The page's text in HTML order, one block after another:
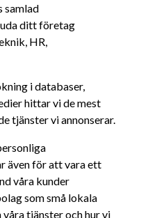
samlad
ditt företag
HR,
i databaser,
hittar vi de mest
tjänster vi annonserar.
även för att vara ett
våra kunder
som små lokala
tjänster och hur vi